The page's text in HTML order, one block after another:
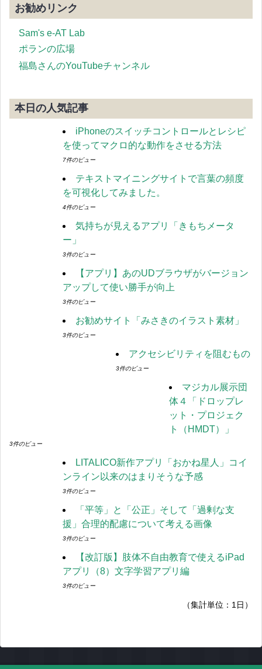
お勧めリンク
Sam's e-AT Lab
ポランの広場
福島さんのYouTubeチャンネル
本日の人気記事
iPhoneのスイッチコントロールとレシピ
を使ってマクロ的な動作をさせる方法
7件のビュー
テキストマイニングサイトで言葉の頻度
を可視化してみました。
4件のビュー
気持ちが見えるアプリ「きもちメータ
ー」
3件のビュー
【アプリ】あのUDブラウザがバージョン
アップして使い勝手が向上
3件のビュー
お勧めサイト「みさきのイラスト素材」
3件のビュー
アクセシビリティを阻むもの
3件のビュー
マジカル展示団
体４「ドロップレ
ット・プロジェク
ト（HMDT）」
3件のビュー
LITALICO新作アプリ「おかね星人」コイ
ンライン以来のはまりそうな予感
3件のビュー
「平等」と「公正」そして「過剰な支
援」合理的配慮について考える画像
3件のビュー
【改訂版】肢体不自由教育で使えるiPad
アプリ（8）文字学習アプリ編
3件のビュー
（集計単位：1日）